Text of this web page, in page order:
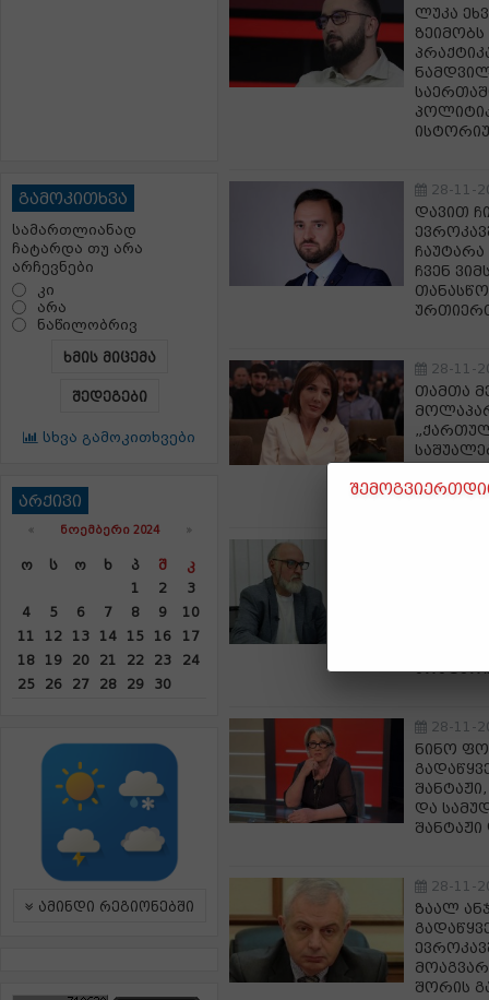
გამოკითხვა
სამართლიანად
ჩატარდა თუ არა
არჩევნები
კი
არა
ნაწილობრივ
ხმის მიცემა
შედეგები
სხვა გამოკითხვები
არქივი
« ᲜᲝᲔᲛᲑᲔᲠᲘ 2024 »
Ო Ს Ო Ხ Პ Შ
Კ
1
2
3
4
5 6 7 8 9
10
11
12 13 14 15 16
17
18
19 20 21 22 23
24
25
26 27 28 29 30
ამინდი რეგიონებში
ლუკა
28-11-
დავით
ჩვენ
28-11-
თამთა
არაფერი
28-11-
ნინო
და
შანტაჟი
28-11-
ზაალ
შორის